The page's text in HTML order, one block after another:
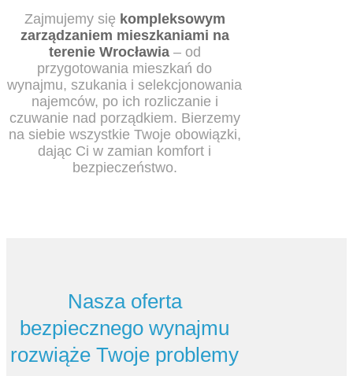
Zajmujemy się kompleksowym
zarządzaniem mieszkaniami na
terenie Wrocławia– od
przygotowania mieszkań do
wynajmu, szukania i selekcjonowania
najemców, po ich rozliczanie i
czuwanie nad porządkiem. Bierzemy
na siebie wszystkie Twoje obowiązki,
dając Ci w zamian komfort i
bezpieczeństwo.
Nasza oferta
bezpiecznego wynajmu
rozwiąże Twoje problemy